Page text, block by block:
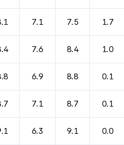
7.1 7.5 1.7
7.6 8.4 1.0
6.9 8.8 0.1
7.1 8.7 0.1
6.3 9.1 0.0